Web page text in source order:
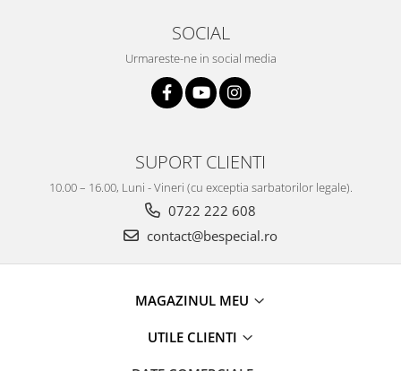
SOCIAL
Urmareste-ne in social media
SUPORT CLIENTI
10.00 – 16.00, Luni - Vineri (cu exceptia sarbatorilor legale).
0722 222 608
contact@bespecial.ro
MAGAZINUL MEU
UTILE CLIENTI